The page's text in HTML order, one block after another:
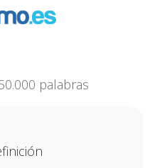
palabras